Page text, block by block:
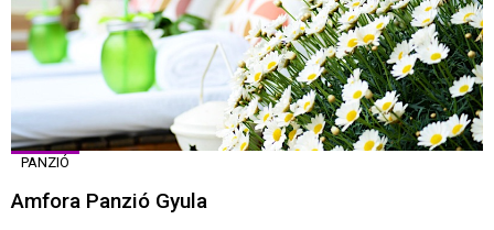
PANZIÓ
Amfora Panzió Gyula